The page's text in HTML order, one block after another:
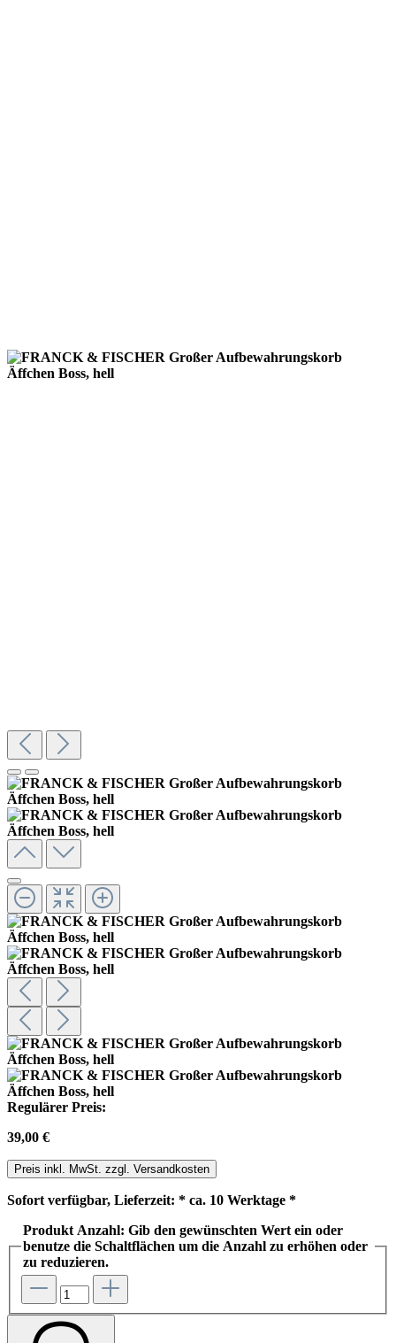
Regulärer Preis:
39,00 €
Preis inkl. MwSt. zzgl. Versandkosten
Sofort verfügbar, Lieferzeit: * ca. 10 Werktage *
Produkt Anzahl: Gib den gewünschten Wert ein oder
benutze die Schaltflächen um die Anzahl zu erhöhen oder
zu reduzieren.